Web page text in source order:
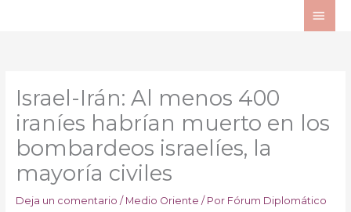
Israel-Irán: Al menos 400
iraníes habrían muerto en los
bombardeos israelíes, la
mayoría civiles
Deja un comentario / Medio Oriente / Por Fórum Diplomático